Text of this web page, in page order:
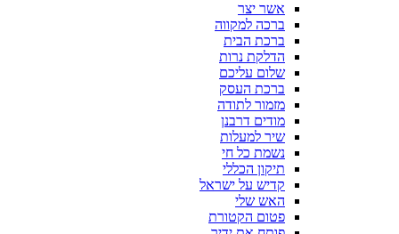
אשר יצר
ברכה למקווה
ברכת הבית
הדלקת נרות
שלום עליכם
ברכת העסק
מזמור לתודה
מודים דרבנן
שיר למעלות
נשמת כל חי
תיקון הכללי
קדיש על ישראל
האש שלי
פטום הקטורת